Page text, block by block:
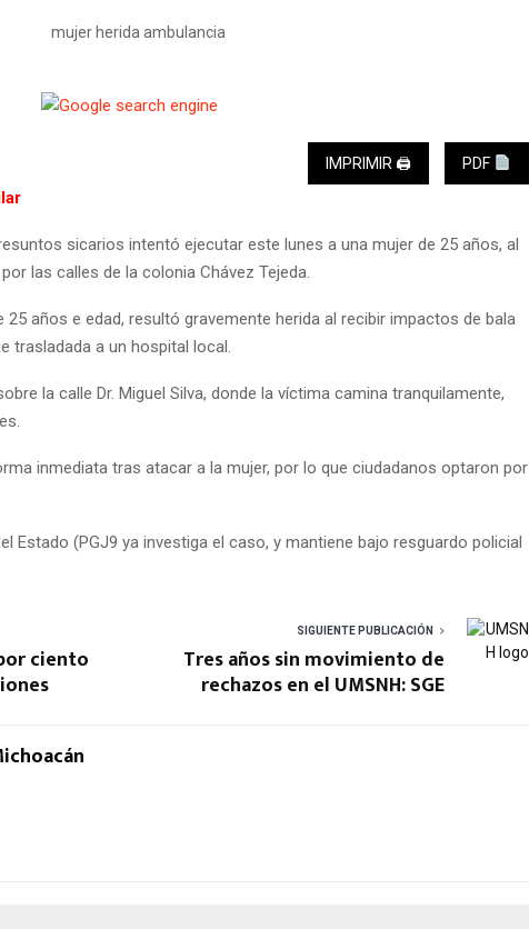
IMPRIMIR 🖨 PDF
sicarios intentó ejecutar este lunes a una mujer de 25 años, al
las calles de la colonia Chávez Tejeda.
25 años e edad, resultó gravemente herida al recibir impactos de bala
trasladada a un hospital local.
la calle Dr. Miguel Silva, donde la víctima camina tranquilamente,
inmediata tras atacar a la mujer, por lo que ciudadanos optaron por
Estado (PGJ9 ya investiga el caso, y mantiene bajo resguardo policial
ciento
SIGUIENTE PUBLICACIÓN
Tres años sin movimiento de
rechazos en el UMSNH: SGE